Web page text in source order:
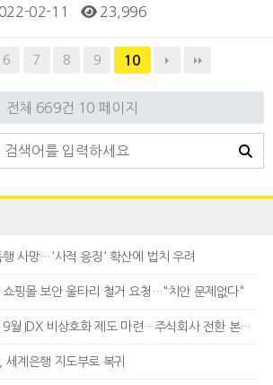
02-11 23,996
6 7 8 9 10
전체 669건 10 페이지
행 사망…'사적 응징' 확산에 법치 우려
쇼핑몰 보안 울타리 철거 요청…"치안 문제없다"
월 IDX 비상호화 제도 마련…주식회사 전환 본격화
세계은행 지도부로 복귀